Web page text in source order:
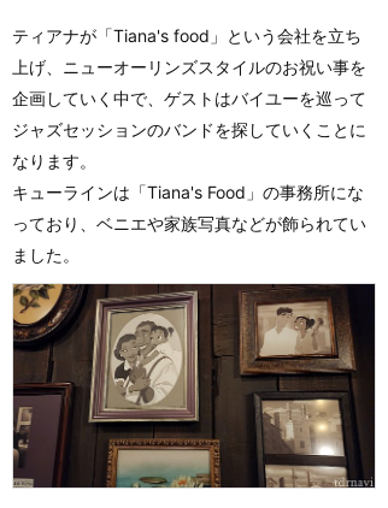
ティアナが「Tiana's food」という会社を立ち
上げ、ニューオーリンズスタイルのお祝い事を
企画していく中で、ゲストはバイユーを巡って
ジャズセッションのバンドを探していくことに
なります。
キューラインは「Tiana's Food」の事務所にな
っており、ベニエや家族写真などが飾られてい
ました。